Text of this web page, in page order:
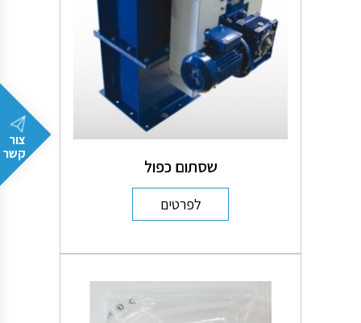
צור
קשר
שסתום כפול
לפרטים